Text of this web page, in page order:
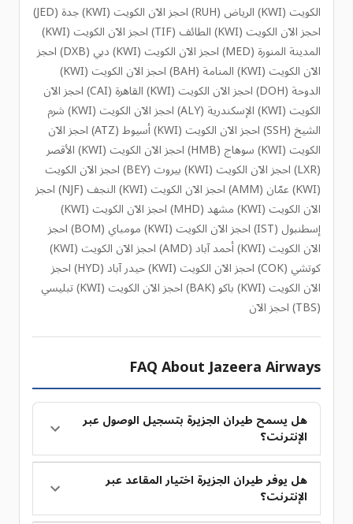
الكويت (KWI) الرياض (RUH) احجز الآن الكويت (KWI) جدة (JED)
احجز الآن الكويت (KWI) الطائف (TIF) احجز الآن الكويت (KWI)
المدينة المنورة (MED) احجز الآن الكويت (KWI) دبي (DXB) احجز
الآن الكويت (KWI) المنامة (BAH) احجز الآن الكويت (KWI)
الدوحة (DOH) احجز الآن الكويت (KWI) القاهرة (CAI) احجز الآن
الكويت (KWI) الإسكندرية (ALY) احجز الآن الكويت (KWI) شرم
الشيخ (SSH) احجز الآن الكويت (KWI) أسيوط (ATZ) احجز الآن
الكويت (KWI) سوهاج (HMB) احجز الآن الكويت (KWI) الأقصر
(LXR) احجز الآن الكويت (KWI) بيروت (BEY) احجز الآن الكويت
(KWI) عمّان (AMM) احجز الآن الكويت (KWI) النجف (NJF) احجز
الآن الكويت (KWI) مشهد (MHD) احجز الآن الكويت (KWI)
إسطنبول (IST) احجز الآن الكويت (KWI) مومباي (BOM) احجز
الآن الكويت (KWI) أحمد آباد (AMD) احجز الآن الكويت (KWI)
كوتشي (COK) احجز الآن الكويت (KWI) حيدر آباد (HYD) احجز
الآن الكويت (KWI) باكو (BAK) احجز الآن الكويت (KWI) تبليسي
(TBS) احجز الآن
FAQ About Jazeera Airways
هل يسمح طيران الجزيرة بتسجيل الوصول عبر
الإنترنت؟
هل يوفر طيران الجزيرة اختيار المقاعد عبر
الإنترنت؟